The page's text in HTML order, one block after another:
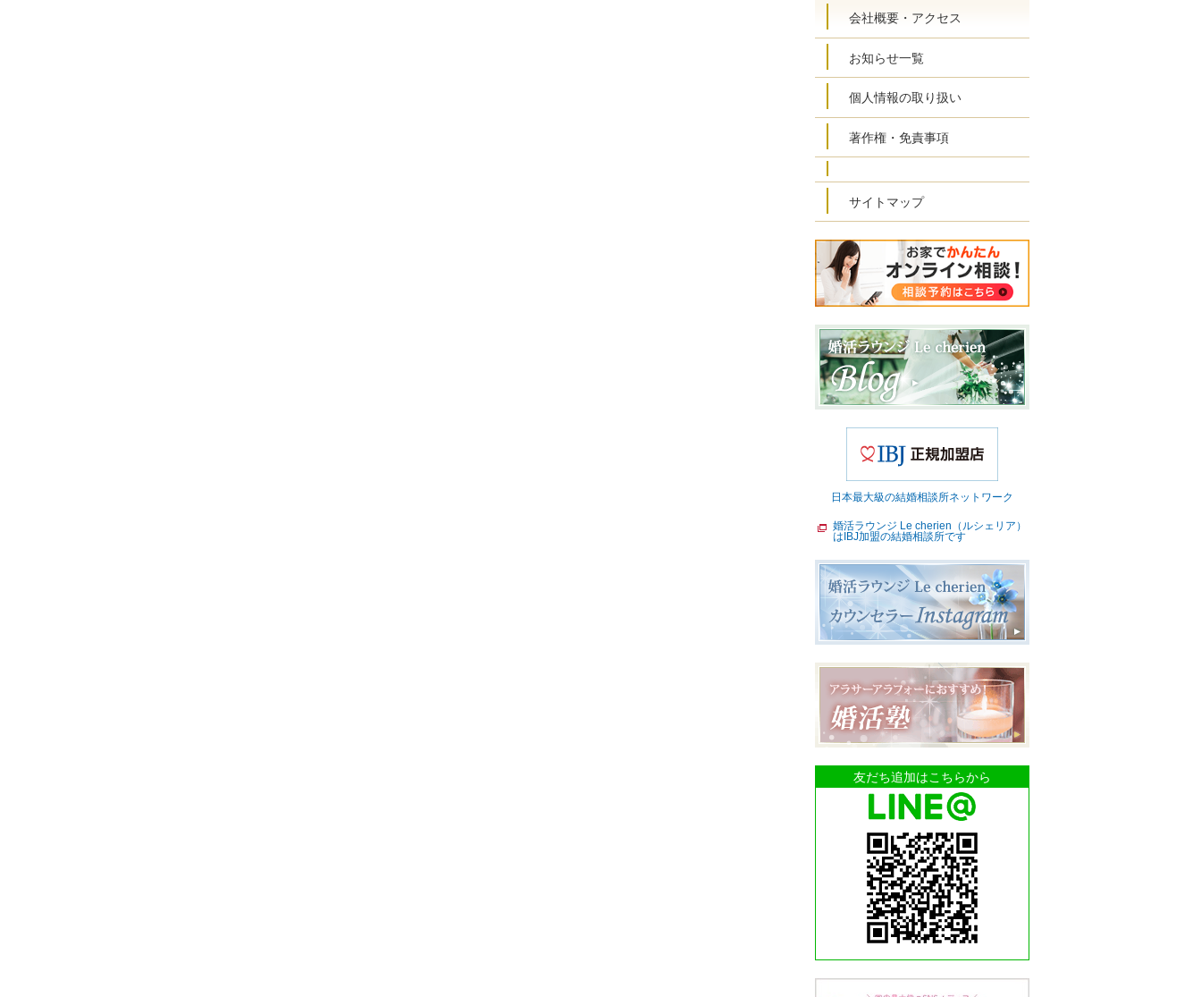
会社概要・アクセス
お知らせ一覧
個人情報の取り扱い
著作権・免責事項
サイトマップ
日本最大級の結婚相談所ネットワーク
婚活ラウンジ Le cherien（ルシェリア）
はIBJ加盟の結婚相談所です
友だち追加はこちらから